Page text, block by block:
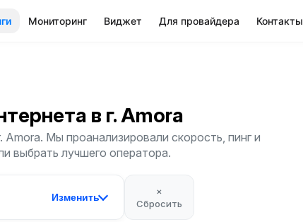
Мониторинг Виджет Для провайдера Контакты
в г. Amora
Мы проанализировали скорость, пинг и
выбрать лучшего оператора.
Изменить
×
Сбросить